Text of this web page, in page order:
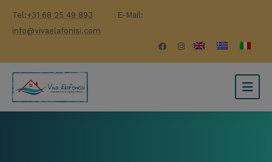
Tel:+31 68 25 49 893
E-Mail:
info@vivaelafonisi.com